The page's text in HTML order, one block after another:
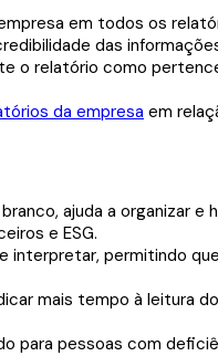
em todos os
das
o relatório como
da empresa em
ajuda a organizar e
e ESG.
permitindo
mais tempo à leitura
para pessoas com